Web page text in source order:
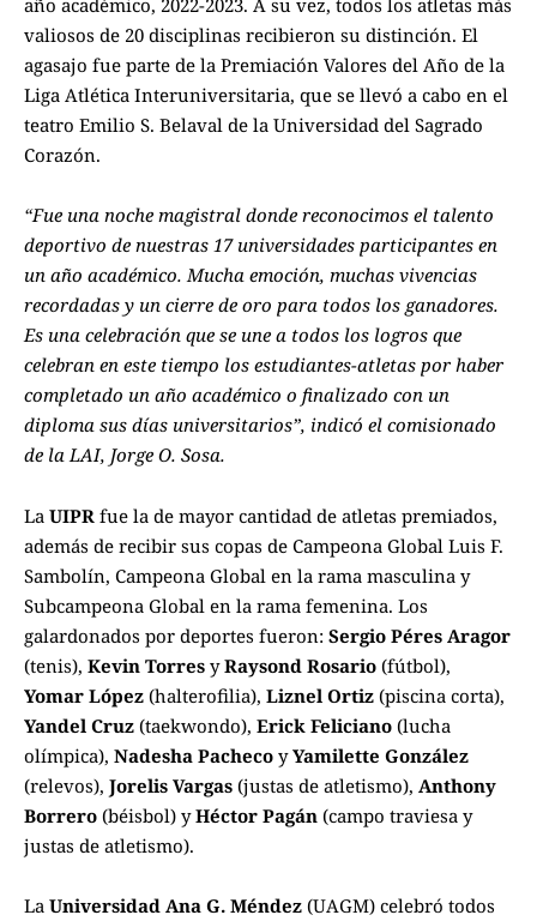
valiosos de 20 disciplinas recibieron su distinción. El
agasajo fue parte de la Premiación Valores del Año de la
Liga Atlética Interuniversitaria, que se llevó a cabo en el
teatro Emilio S. Belaval de la Universidad del Sagrado
Corazón.
“Fue una noche magistral donde reconocimos el talento
deportivo de nuestras 17 universidades participantes en
un año académico. Mucha emoción, muchas vivencias
recordadas y un cierre de oro para todos los ganadores.
Es una celebración que se une a todos los logros que
celebran en este tiempo los estudiantes-atletas por haber
completado un año académico o finalizado con un
diploma sus días universitarios”, indicó el comisionado
de la LAI, Jorge O. Sosa.
La UIPR fue la de mayor cantidad de atletas premiados,
además de recibir sus copas de Campeona Global Luis F.
Sambolín, Campeona Global en la rama masculina y
Subcampeona Global en la rama femenina. Los
galardonados por deportes fueron: Sergio Péres Aragor
(tenis), Kevin Torres yRaysond Rosario (fútbol),
Yomar López (halterofilia), Liznel Ortiz (piscina corta),
Yandel Cruz (taekwondo), Erick Feliciano (lucha
olímpica), Nadesha Pacheco yYamilette González
(relevos), Jorelis Vargas (justas de atletismo), Anthony
Borrero (béisbol) yHéctor Pagán (campo traviesa y
justas de atletismo).
La Universidad Ana G. Méndez (UAGM) celebró todos